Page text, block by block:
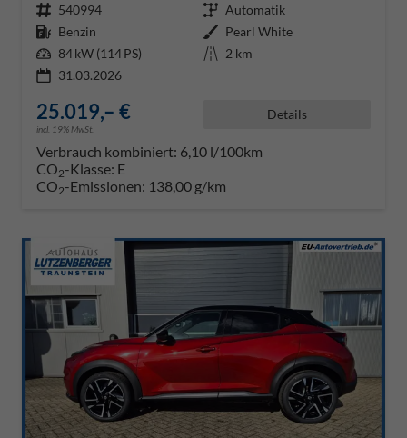
Fahrzeugnr. 540994 Getriebe Automatik
Kraftstoff Benzin Außenfarbe Pearl White
Leistung 84 kW (114 PS) Kilometerstand 2 km
31.03.2026
25.019,– €
incl. 19% MwSt.
Details
Verbrauch kombiniert: 6,10 l/100km
CO2-Klasse: E
CO2-Emissionen: 138,00 g/km